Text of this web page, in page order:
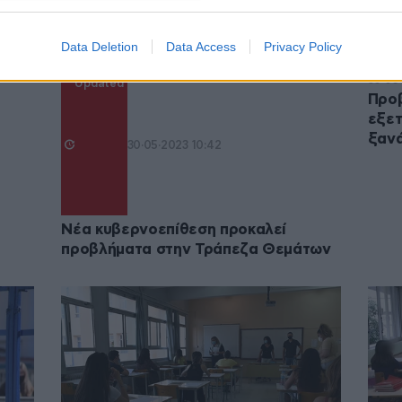
Data Deletion Data Access Privacy Policy
Updated
30·05·2023 10:42
Νέα κυβερνοεπίθεση προκαλεί
προβλήματα στην Τράπεζα Θεμάτων